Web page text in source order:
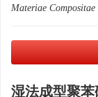
Materiae Compositae
湿法成型聚